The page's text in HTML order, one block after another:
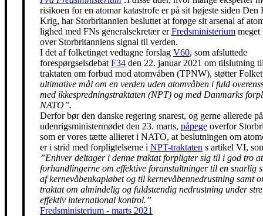
risikoen for en atomar katastrofe er på sit højeste siden Den
Krig, har Storbritannien besluttet at forøge sit arsenal af
lighed med FNs generalsekretær erFredsministerium meget
over Storbritanniens signal til verden.
I det af folketinget vedtagne forslag V60, som afsluttede
forespørgselsdebat F34 den 22. januar 2021 om tilslutning
traktaten om forbud mod atomvåben (TPNW), støtter
ultimative mål om en verden uden atomvåben i fuld
med ikkespredningstraktaten (NPT) og med Danmarks
NATO”.
Derfor bør den danske regering snarest, og gerne allerede på
udenrigsministermødet den 23. marts, påpege overfor
som er vores tætte allieret i NATO, at beslutningen om
er i strid med forpligtelserne i NPT-traktaten s artikel VI,
”Enhver deltager i denne traktat forpligter sig til i god tro
forhandlingerne om effektive foranstaltninger til en snarlig
af kernevåbenkapløbet og til kernevåbennedrustning samt
traktat om almindelig og fuldstændig nedrustning under
effektiv international kontrol.”
Fredsministerium - marts 2021